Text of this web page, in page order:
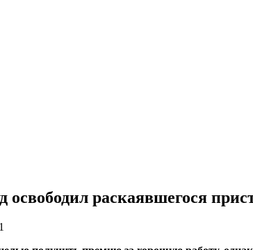
освободил раскаявшегося